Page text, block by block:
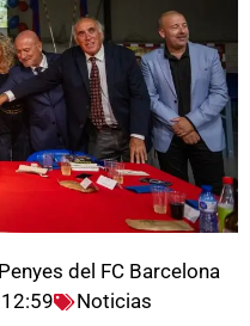
del FC Barcelona
12:59 Noticias